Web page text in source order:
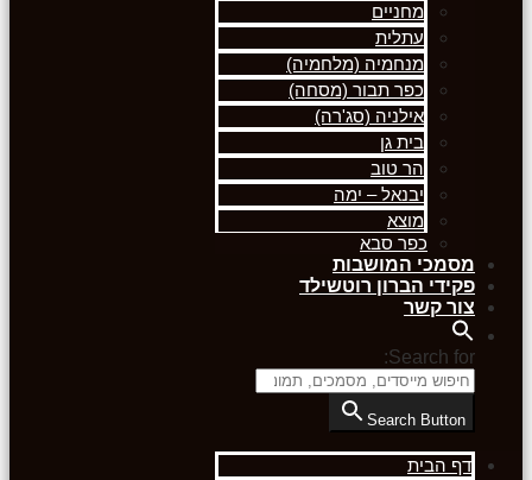
מחניים
עתלית
מנחמיה (מלחמיה)
כפר תבור (מסחה)
אילניה (סג'רה)
בית גן
הר טוב
יבנאל – ימה
מוצא
כפר סבא
מסמכי המושבות
פקידי הברון רוטשילד
צור קשר
Search for:
Search Button
דף הבית